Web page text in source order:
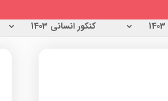
کنکور انسانی 1403